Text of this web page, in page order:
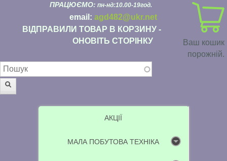
Ваш кошик
порожній.
ПРАЦЮЄМО: пн-нд:10.00-19год.
email: agd482@ukr.net
ВІДПРАВИЛИ ТОВАР В КОРЗИНУ -
ОНОВІТЬ СТОРІНКУ
Пошукова форма
АКЦІЇ
МАЛА ПОБУТОВА ТЕХНІКА